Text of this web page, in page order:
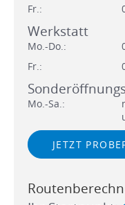
Fr.:
Werkstatt
Mo.-Do.:
Fr.:
Mo.-Sa.:
JETZT